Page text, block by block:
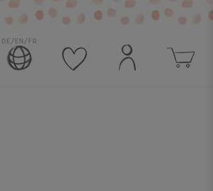
DE/EN/FR